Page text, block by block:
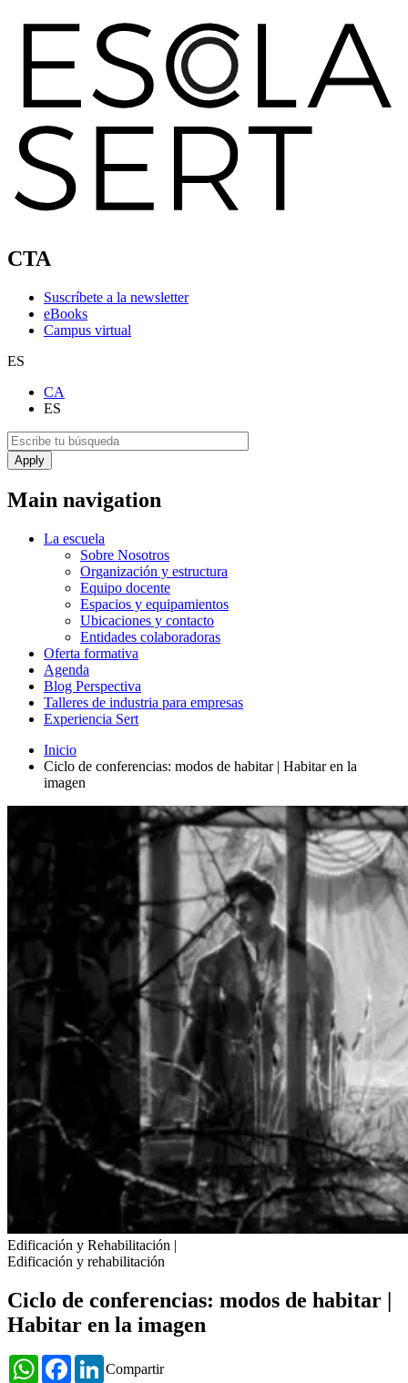
CTA
Suscríbete a la newsletter
eBooks
Campus virtual
ES
CA
ES
Main navigation
La escuela
Sobre Nosotros
Organización y estructura
Equipo docente
Espacios y equipamientos
Ubicaciones y contacto
Entidades colaboradoras
Oferta formativa
Agenda
Blog Perspectiva
Talleres de industria para empresas
Experiencia Sert
Inicio
Ciclo de conferencias: modos de habitar | Habitar en la
imagen
Edificación y Rehabilitación |
Edificación y rehabilitación
Ciclo de conferencias: modos de habitar |
Habitar en la imagen
Compartir
WhatsAppFacebookLinkedIn